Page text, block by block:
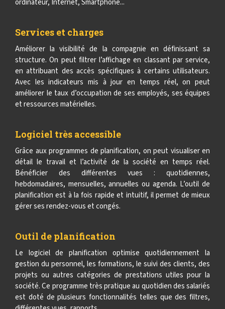
ordinateur, Internet, Smartphone...
Services et charges
Améliorer la visibilité de la compagnie en définissant sa
structure. On peut filtrer l’affichage en classant par service,
en attribuant des accès spécifiques à certains utilisateurs.
Avec les indicateurs mis à jour en temps réel, on peut
améliorer le taux d’occupation de ses employés, ses équipes
et ressources matérielles.
Logiciel très accessible
Grâce aux programmes de planification, on peut visualiser en
détail le travail et l’activité de la société en temps réel.
Bénéficier des différentes vues : quotidiennes,
hebdomadaires, mensuelles, annuelles ou agenda. L’outil de
planification est à la fois rapide et intuitif, il permet de mieux
gérer ses rendez-vous et congés.
Outil de planification
Le logiciel de planification optimise quotidiennement la
gestion du personnel, les formations, le suivi des clients, des
projets ou autres catégories de prestations utiles pour la
société. Ce programme très pratique au quotidien des salariés
est doté de plusieurs fonctionnalités telles que des filtres,